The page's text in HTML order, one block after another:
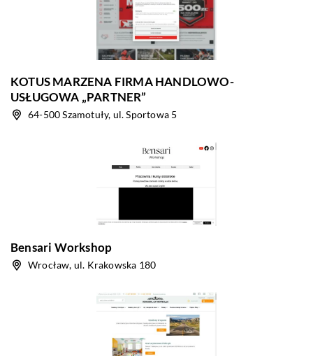
KOTUS MARZENA FIRMA HANDLOWO-
USŁUGOWA „PARTNER”
64-500 Szamotuły, ul. Sportowa 5
Bensari Workshop
Wrocław, ul. Krakowska 180